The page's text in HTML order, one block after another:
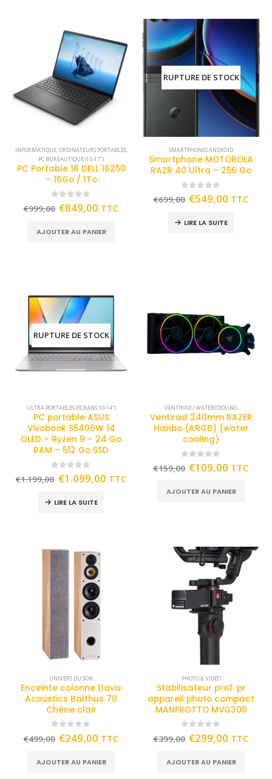
INFORMATIQUE,ORDINATEURS PORTABLES,
PC BUREAUTIQUE (15-17")
PC Portable 16 DELL 16250
– 16Go / 1To
out of 5
€999,00 €849,00 TTC
AJOUTER AU PANIER
RUPTURE DE STOCK
SMARTPHONES ANDROID
Smartphone MOTOROLA
RAZR 40 Ultra – 256 Go
out of 5
€699,00 €549,00 TTC
LIRE LA SUITE
RUPTURE DE STOCK
ULTRA PORTABLES (ECRANS 10-14")
PC portable ASUS
Vivobook S5406W 14
OLED – Ryzen 9 – 24 Go
RAM – 512 Go SSD
out of 5
€1.199,00 €1.099,00 TTC
LIRE LA SUITE
VENTIRAD / WATERCOOLING
Ventirad 240mm RAZER
Hanbo (ARGB) (water
cooling)
out of 5
€159,00 €109,00 TTC
AJOUTER AU PANIER
UNIVERS DU SON
Enceinte colonne Davis
Acoustics Balthus 70
Chêne clair
out of 5
€499,00 €249,00 TTC
AJOUTER AU PANIER
PHOTO & VIDÉO
Stabilisateur prof. pr
appareil photo compact
MANFROTTO MVG300
out of 5
€399,00 €299,00 TTC
AJOUTER AU PANIER